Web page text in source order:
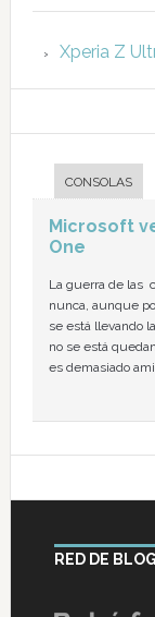
Xperia Z
CONSOLAS
Microsoft
One
La guerra de las
nunca, aunque
se está llevando
no se está
es demasiado
RED DE